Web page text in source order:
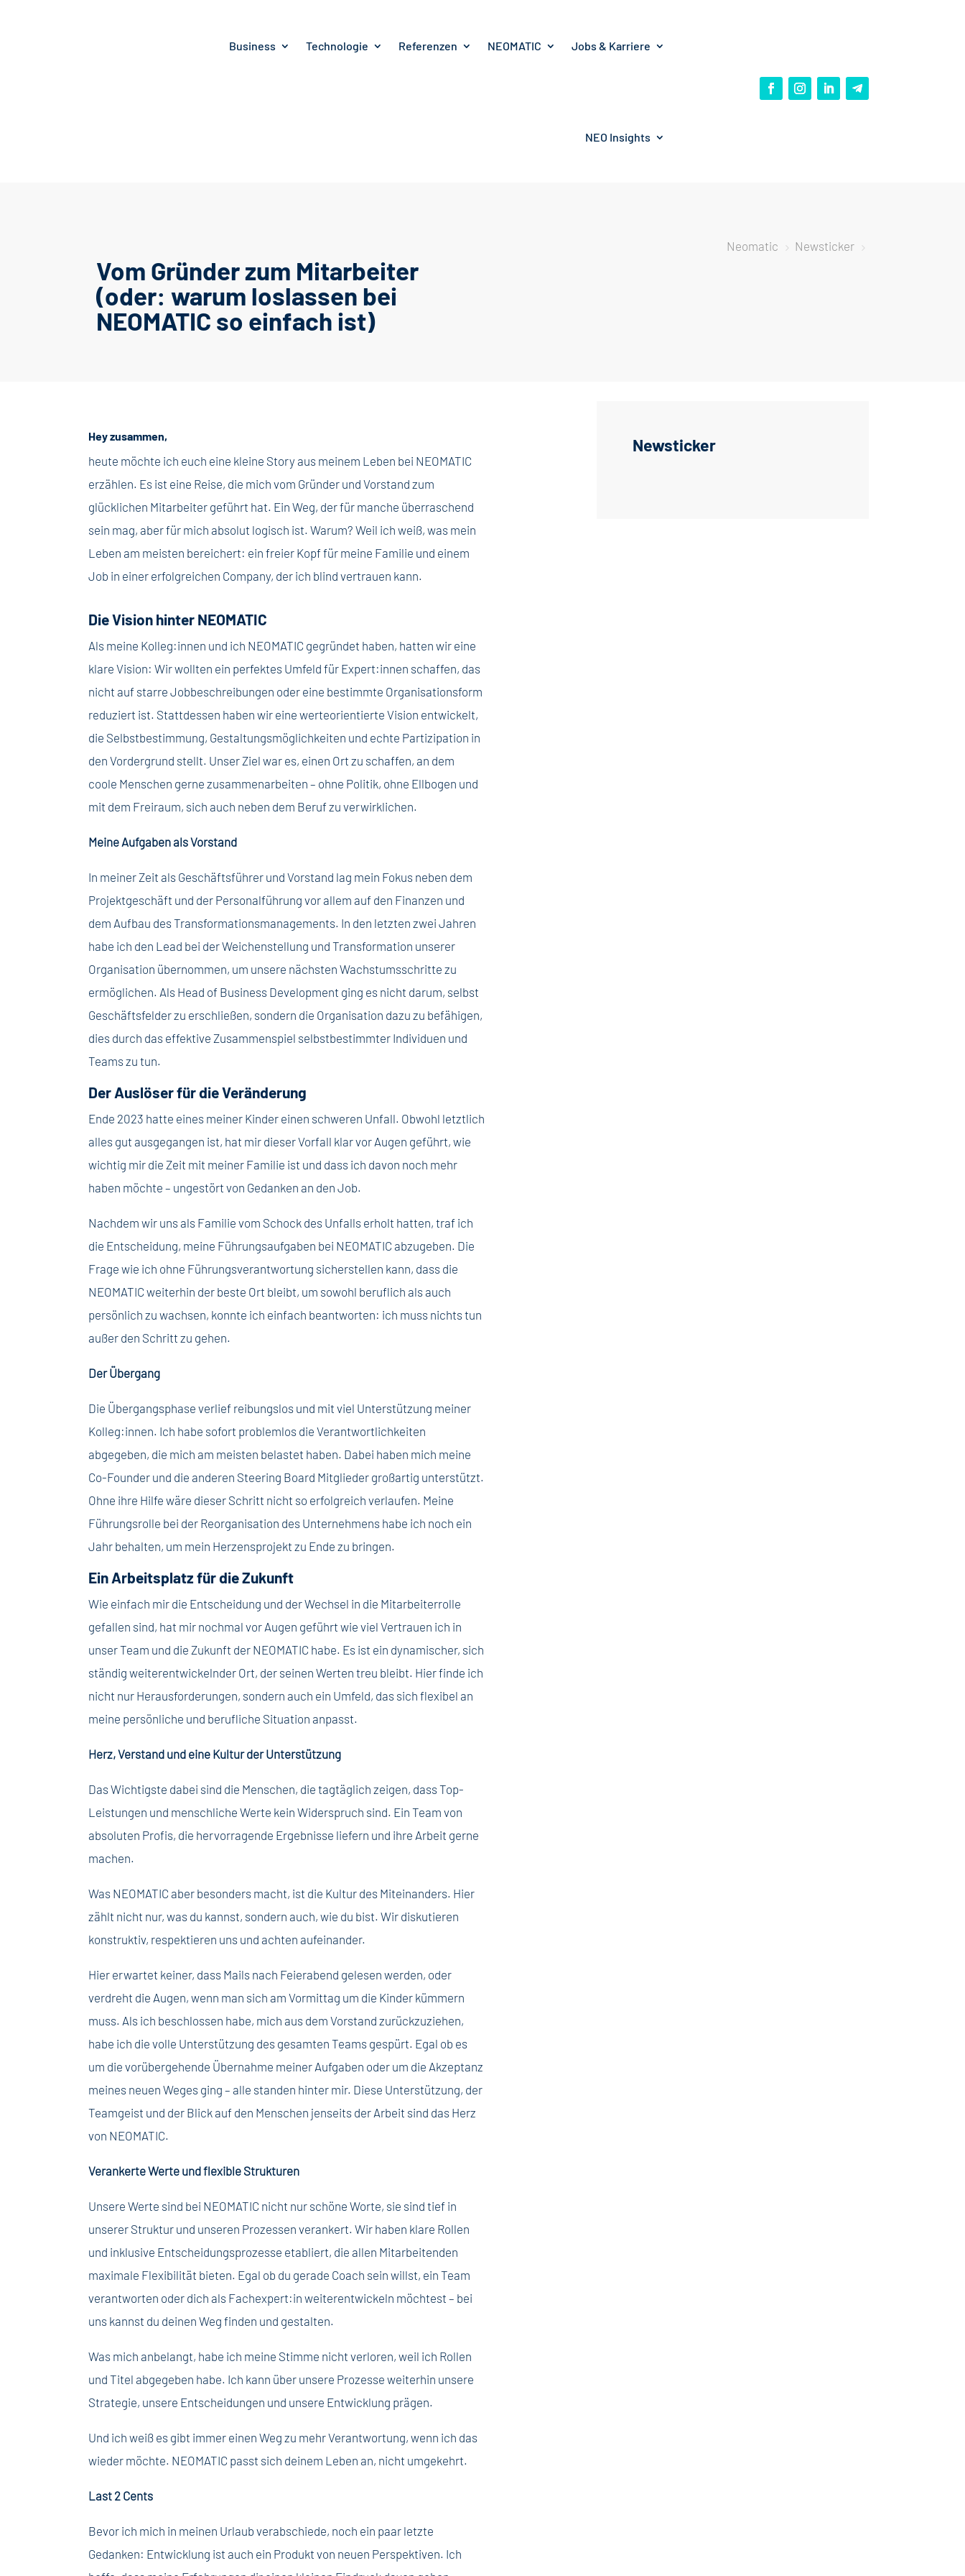
Business Technologie Referenzen NEOMATIC Jobs & Karriere
NEO Insights
Vom Gründer zum Mitarbeiter
(oder: warum loslassen bei
NEOMATIC so einfach ist)
Neomatic 5 Newsticker 5
Hey zusammen,
heute möchte ich euch eine kleine Story aus meinem Leben bei NEOMATIC
erzählen. Es ist eine Reise, die mich vom Gründer und Vorstand zum
glücklichen Mitarbeiter geführt hat. Ein Weg, der für manche überraschend
sein mag, aber für mich absolut logisch ist. Warum? Weil ich weiß, was mein
Leben am meisten bereichert: ein freier Kopf für meine Familie und einem
Job in einer erfolgreichen Company, der ich blind vertrauen kann.
Die Vision hinter NEOMATIC
Als meine Kolleg:innen und ich NEOMATIC gegründet haben, hatten wir eine
klare Vision: Wir wollten ein perfektes Umfeld für Expert:innen schaffen, das
nicht auf starre Jobbeschreibungen oder eine bestimmte Organisationsform
reduziert ist. Stattdessen haben wir eine werteorientierte Vision entwickelt,
die Selbstbestimmung, Gestaltungsmöglichkeiten und echte Partizipation in
den Vordergrund stellt. Unser Ziel war es, einen Ort zu schaffen, an dem
coole Menschen gerne zusammenarbeiten – ohne Politik, ohne Ellbogen und
mit dem Freiraum, sich auch neben dem Beruf zu verwirklichen.
Meine Aufgaben als Vorstand
In meiner Zeit als Geschäftsführer und Vorstand lag mein Fokus neben dem
Projektgeschäft und der Personalführung vor allem auf den Finanzen und
dem Aufbau des Transformationsmanagements. In den letzten zwei Jahren
habe ich den Lead bei der Weichenstellung und Transformation unserer
Organisation übernommen, um unsere nächsten Wachstumsschritte zu
ermöglichen. Als Head of Business Development ging es nicht darum, selbst
Geschäftsfelder zu erschließen, sondern die Organisation dazu zu befähigen,
dies durch das effektive Zusammenspiel selbstbestimmter Individuen und
Teams zu tun.
Der Auslöser für die Veränderung
Ende 2023 hatte eines meiner Kinder einen schweren Unfall. Obwohl letztlich
alles gut ausgegangen ist, hat mir dieser Vorfall klar vor Augen geführt, wie
wichtig mir die Zeit mit meiner Familie ist und dass ich davon noch mehr
haben möchte – ungestört von Gedanken an den Job.
Nachdem wir uns als Familie vom Schock des Unfalls erholt hatten, traf ich
die Entscheidung, meine Führungsaufgaben bei NEOMATIC abzugeben. Die
Frage wie ich ohne Führungsverantwortung sicherstellen kann, dass die
NEOMATIC weiterhin der beste Ort bleibt, um sowohl beruflich als auch
persönlich zu wachsen, konnte ich einfach beantworten: ich muss nichts tun
außer den Schritt zu gehen.
Der Übergang
Die Übergangsphase verlief reibungslos und mit viel Unterstützung meiner
Kolleg:innen. Ich habe sofort problemlos die Verantwortlichkeiten
abgegeben, die mich am meisten belastet haben. Dabei haben mich meine
Co-Founder und die anderen Steering Board Mitglieder großartig unterstützt.
Ohne ihre Hilfe wäre dieser Schritt nicht so erfolgreich verlaufen. Meine
Führungsrolle bei der Reorganisation des Unternehmens habe ich noch ein
Jahr behalten, um mein Herzensprojekt zu Ende zu bringen.
Ein Arbeitsplatz für die Zukunft
Wie einfach mir die Entscheidung und der Wechsel in die Mitarbeiterrolle
gefallen sind, hat mir nochmal vor Augen geführt wie viel Vertrauen ich in
unser Team und die Zukunft der NEOMATIC habe. Es ist ein dynamischer, sich
ständig weiterentwickelnder Ort, der seinen Werten treu bleibt. Hier finde ich
nicht nur Herausforderungen, sondern auch ein Umfeld, das sich flexibel an
meine persönliche und berufliche Situation anpasst.
Herz, Verstand und eine Kultur der Unterstützung
Das Wichtigste dabei sind die Menschen, die tagtäglich zeigen, dass Top-
Leistungen und menschliche Werte kein Widerspruch sind. Ein Team von
absoluten Profis, die hervorragende Ergebnisse liefern und ihre Arbeit gerne
machen.
Was NEOMATIC aber besonders macht, ist die Kultur des Miteinanders. Hier
zählt nicht nur, was du kannst, sondern auch, wie du bist. Wir diskutieren
konstruktiv, respektieren uns und achten aufeinander.
Hier erwartet keiner, dass Mails nach Feierabend gelesen werden, oder
verdreht die Augen, wenn man sich am Vormittag um die Kinder kümmern
muss. Als ich beschlossen habe, mich aus dem Vorstand zurückzuziehen,
habe ich die volle Unterstützung des gesamten Teams gespürt. Egal ob es
um die vorübergehende Übernahme meiner Aufgaben oder um die Akzeptanz
meines neuen Weges ging – alle standen hinter mir. Diese Unterstützung, der
Teamgeist und der Blick auf den Menschen jenseits der Arbeit sind das Herz
von NEOMATIC.
Verankerte Werte und flexible Strukturen
Unsere Werte sind bei NEOMATIC nicht nur schöne Worte, sie sind tief in
unserer Struktur und unseren Prozessen verankert. Wir haben klare Rollen
und inklusive Entscheidungsprozesse etabliert, die allen Mitarbeitenden
maximale Flexibilität bieten. Egal ob du gerade Coach sein willst, ein Team
verantworten oder dich als Fachexpert:in weiterentwickeln möchtest – bei
uns kannst du deinen Weg finden und gestalten.
Was mich anbelangt, habe ich meine Stimme nicht verloren, weil ich Rollen
und Titel abgegeben habe. Ich kann über unsere Prozesse weiterhin unsere
Strategie, unsere Entscheidungen und unsere Entwicklung prägen.
Und ich weiß es gibt immer einen Weg zu mehr Verantwortung, wenn ich das
wieder möchte. NEOMATIC passt sich deinem Leben an, nicht umgekehrt.
Last 2 Cents
Bevor ich mich in meinen Urlaub verabschiede, noch ein paar letzte
Gedanken: Entwicklung ist auch ein Produkt von neuen Perspektiven. Ich
Newsticker